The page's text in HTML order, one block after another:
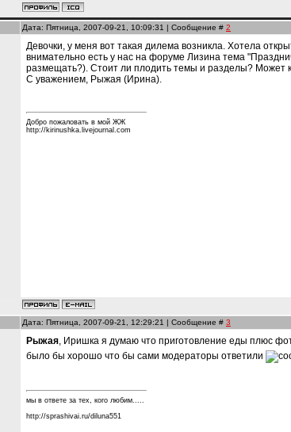
Дата: Пятница, 2007-09-21, 10:09:31 | Сообщение # 2
Девочки, у меня вот такая дилема возникла. Хотела
внимательно есть у нас на форуме Лизина тема
размещать?). Стоит ли плодить темы и разделы? Может
С уважением, Рыжая (Ирина).
Добро пожаловать в мой ЖЖ
http://kirinushka.livejournal.com
Дата: Пятница, 2007-09-21, 12:29:21 | Сообщение # 3
Рыжая, Иришка я думаю что приготовление еды плюс
было бы хорошо что бы сами модераторы ответили
мы в ответе за тех, кого любим.....
http://sprashivai.ru/diluna551